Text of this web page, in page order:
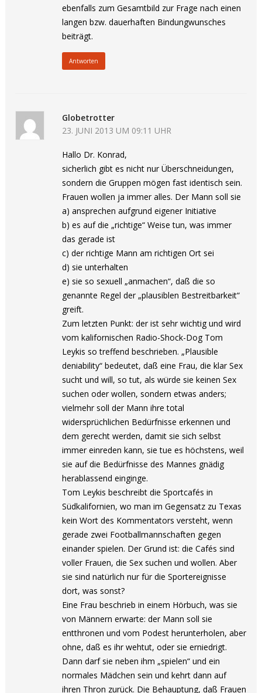
ebenfalls zum Gesamtbild zur Frage nach einen
langen bzw. dauerhaften Bindungwunsches
beiträgt.
Antworten
Globetrotter
23. JUNI 2013 UM 09:11 UHR
Hallo Dr. Konrad,
sicherlich gibt es nicht nur Überschneidungen,
sondern die Gruppen mögen fast identisch sein.
Frauen wollen ja immer alles. Der Mann soll sie
a) ansprechen aufgrund eigener Initiative
b) es auf die „richtige“ Weise tun, was immer
das gerade ist
c) der richtige Mann am richtigen Ort sei
d) sie unterhalten
e) sie so sexuell „anmachen“, daß die so
genannte Regel der „plausiblen Bestreitbarkeit“
greift.
Zum letzten Punkt: der ist sehr wichtig und wird
vom kalifornischen Radio-Shock-Dog Tom
Leykis so treffend beschrieben. „Plausible
deniability“ bedeutet, daß eine Frau, die klar Sex
sucht und will, so tut, als würde sie keinen Sex
suchen oder wollen, sondern etwas anders;
vielmehr soll der Mann ihre total
widersprüchlichen Bedürfnisse erkennen und
dem gerecht werden, damit sie sich selbst
immer einreden kann, sie tue es höchstens, weil
sie auf die Bedürfnisse des Mannes gnädig
herablassend einginge.
Tom Leykis beschreibt die Sportcafés in
Südkalifornien, wo man im Gegensatz zu Texas
kein Wort des Kommentators versteht, wenn
gerade zwei Footballmannschaften gegen
einander spielen. Der Grund ist: die Cafés sind
voller Frauen, die Sex suchen und wollen. Aber
sie sind natürlich nur für die Sportereignisse
dort, was sonst?
Eine Frau beschrieb in einem Hörbuch, was sie
von Männern erwarte: der Mann soll sie
entthronen und vom Podest herunterholen, aber
ohne, daß es ihr wehtut, oder sie erniedrigt.
Dann darf sie neben ihm „spielen“ und ein
normales Mädchen sein und kehrt dann auf
ihren Thron zurück. Die Behauptung, daß Frauen